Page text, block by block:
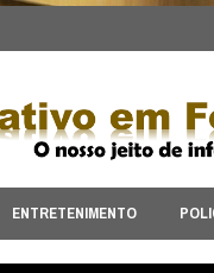
ENTRETENIMENTO